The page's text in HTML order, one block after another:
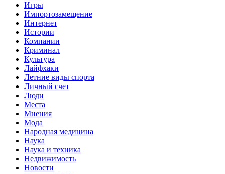
Игры
Импортозамещение
Интернет
Истории
Компании
Криминал
Культура
Лайфхаки
Летние виды спорта
Личный счет
Люди
Места
Мнения
Мода
Народная медицина
Наука
Наука и техника
Недвижимость
Новости